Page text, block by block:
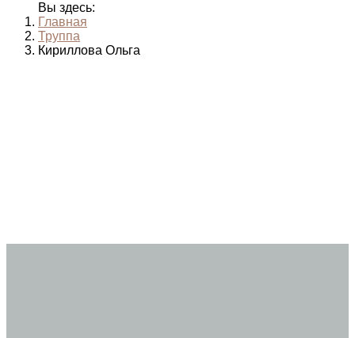
Вы здесь:
Главная
Труппа
Кириллова Ольга